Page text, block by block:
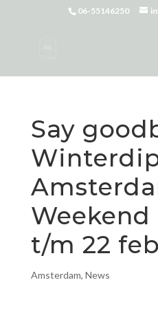
06-55146250
Say
Weekend
t/m 22
Amsterdam, News